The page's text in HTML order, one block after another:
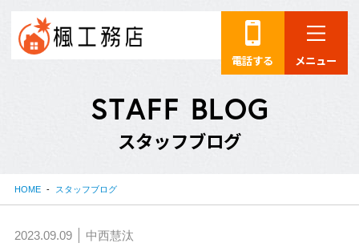
電話する メニュー
STAFF BLOG
スタッフブログ
HOME スタッフブログ
2023.09.09 中西慧汰